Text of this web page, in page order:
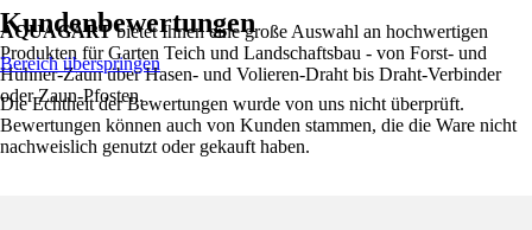
AQUAGARTbietet Ihnen eine große Auswahl an hochwertigen
Produkten für Garten Teich und Landschaftsbau - von Forst- und
Hühner-Zaun über Hasen- und Volieren-Draht bis Draht-Verbinder
oder Zaun-Pfosten.
Kundenbewertungen
Bereich überspringen
Die Echtheit der Bewertungen wurde von uns nicht überprüft.
Bewertungen können auch von Kunden stammen, die die Ware nicht
nachweislich genutzt oder gekauft haben.